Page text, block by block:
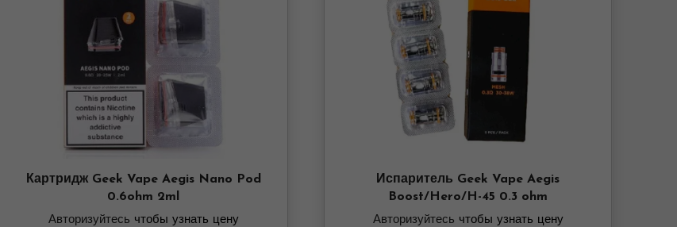
Картридж Geek Vape Aegis Nano Pod
0.6ohm 2ml
Авторизуйтесь чтобы узнать цену
Испаритель Geek Vape Aegis
Boost/Hero/H-45 0.3 ohm
Авторизуйтесь чтобы узнать цену